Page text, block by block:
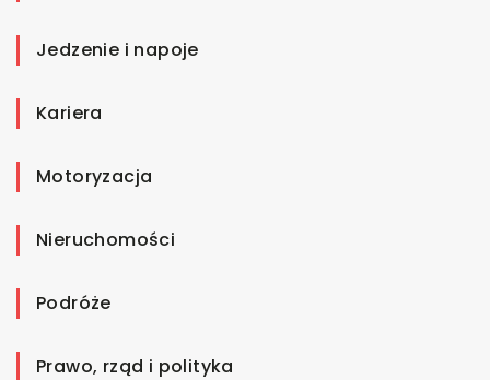
Jedzenie i napoje
Kariera
Motoryzacja
Nieruchomości
Podróże
Prawo, rząd i polityka